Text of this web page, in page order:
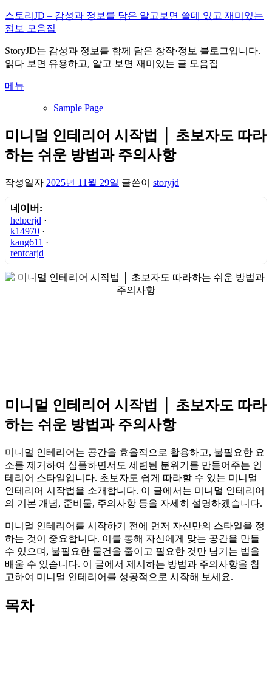
내
용
로
바
가
스토리JD – 감성과 정보를 담은 알고보면 쓸데 있고 재미있는
정보 모음집
StoryJD는 감성과 정보를 함께 담은 창작·정보 블로그입니다.
읽다 보면 유용하고, 알고 보면 재미있는 글 모음집
메뉴
Sample Page
미니멀 인테리어 시작법 │ 초보자도 따라
하는 쉬운 방법과 주의사항
작성일자 2025년 11월 29일 글쓴이 storyjd
네이버:
helperjd ·
k14970 ·
kang611 ·
rentcarjd
미니멀 인테리어 시작법 │ 초보자도 따라
하는 쉬운 방법과 주의사항
미니멀 인테리어는 공간을 효율적으로 활용하고, 불필요한 요
소를 제거하여 심플하면서도 세련된 분위기를 만들어주는 인
테리어 스타일입니다. 초보자도 쉽게 따라할 수 있는 미니멀
인테리어 시작법을 소개합니다. 이 글에서는 미니멀 인테리어
의 기본 개념, 준비물, 주의사항 등을 자세히 설명하겠습니다.
미니멀 인테리어를 시작하기 전에 먼저 자신만의 스타일을 정
하는 것이 중요합니다. 이를 통해 자신에게 맞는 공간을 만들
수 있으며, 불필요한 물건을 줄이고 필요한 것만 남기는 법을
배울 수 있습니다. 이 글에서 제시하는 방법과 주의사항을 참
고하여 미니멀 인테리어를 성공적으로 시작해 보세요.
목차